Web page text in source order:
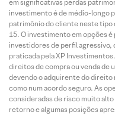
em significativas perdas
investimento é de médio-longo
patrimônio do cliente neste tipo
O investimento em opções
investidores de perfil agressivo,
praticada pela XP
direitos de compra ou venda de
devendo o adquirente do direito
como num acordo seguro. As
consideradas de risco muito
retorno e algumas posições